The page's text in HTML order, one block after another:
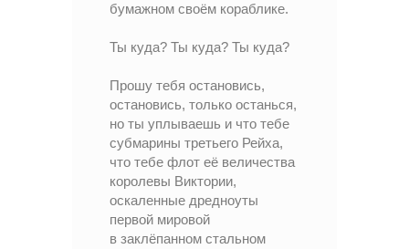
бумажном своём кораблике.
Ты куда? Ты куда? Ты куда?
Прошу тебя остановись,
остановись, только останься,
но ты уплываешь и что тебе
субмарины третьего Рейха,
что тебе флот её величества
королевы Виктории,
оскаленные дредноуты
первой мировой
в заклёпанном стальном